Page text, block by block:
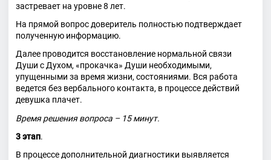
застревает на уровне 8 лет.
На прямой вопрос доверитель полностью подтверждает
полученную информацию.
Далее проводится восстановление нормальной связи
Души с Духом, «прокачка» Души необходимыми,
упущенными за время жизни, состояниями. Вся работа
ведется без вербального контакта, в процессе действий
девушка плачет.
Время решения вопроса – 15 минут.
3 этап.
В процессе дополнительной диагностики выявляется